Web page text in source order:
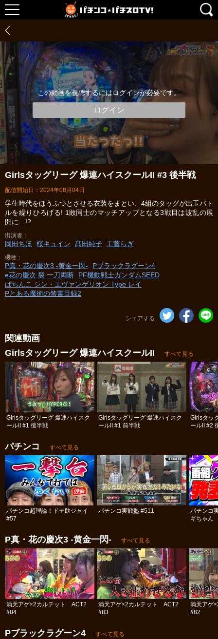
この動画を視聴するにはログインが必要です。
ログイン
Girlsタッグリーグ 爆連ハイスクールII #3 後半戦
配信開始日：2024年08月04日
学生時代をほうふつとさせる衣装をまとい、4組のタッグが出玉バト
ルを繰りひろげる! 1敗同士のマッチアップとなる3戦目は波乱の展
開に…!?
出演者
岡田ちほ 桜キュイン 髙田純子 工藤らぎ
機種
P真・花の慶次3 ‐黄金一閃‐
Pブラックラグーン4
e花の慶次 裂 一刀両断
PF機動戦士ガンダムSEED
ぱちんこ シン・エヴァンゲリオン Type レイ
Pとある魔術の禁書目録2
シェアする
関連動画
Girlsタッグリーグ 爆連ハイスクールII
すべて見る
Girlsタッグリーグ 爆連ハイスク
ールII #1 後半戦
Girlsタッグリーグ 爆連ハイスク
ールII #1 前半戦
Girlsタッ
ールII
パチンコ すべて見る
パチンコ超理論！ドテ助ジャイ
#57
パチンコ実戦塾 #511
パチンコ
ギちゃん
P真・花の慶次3 ‐黄金一閃‐ すべて見る
満天アゲ×2カルテット ACT2
#84
満天アゲ×2カルテット ACT2
#83
満天アゲ
#82
Pブラックラグーン4 すべて見る